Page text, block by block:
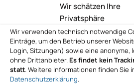
Wir schätzen Ihre
Privatsphäre
Wir verwenden technisch notwendige
Einträge, um den Betrieb unserer
Login, Sitzungen) sowie eine anonyme,
ohne Drittanbieter. Es findet kein
statt. Weitere Informationen finden Sie
Datenschutzerklärung.
Beitragsnavigation
Beitrag
Salesforce Data Cloud und KI-
Nächster
Beitrag
WEITER
KI-Verbreitung, Risiken und